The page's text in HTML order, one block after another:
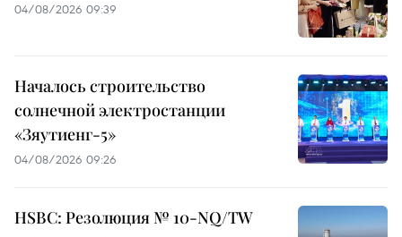
04/08/2026 09:39
Началось строительство
солнечной электростанции
«Зяутиенг-5»
04/08/2026 09:26
HSBC: Резолюция № 10-NQ/TW